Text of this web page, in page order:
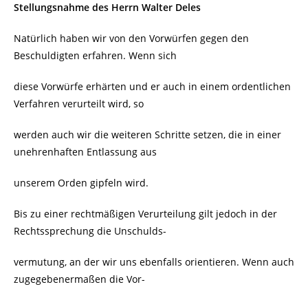
Stellungsnahme des Herrn Walter Deles
Natürlich haben wir von den Vorwürfen gegen den
Beschuldigten erfahren. Wenn sich
diese Vorwürfe erhärten und er auch in einem ordentlichen
Verfahren verurteilt wird, so
werden auch wir die weiteren Schritte setzen, die in einer
unehrenhaften Entlassung aus
unserem Orden gipfeln wird.
Bis zu einer rechtmäßigen Verurteilung gilt jedoch in der
Rechtssprechung die Unschulds-
vermutung, an der wir uns ebenfalls orientieren. Wenn auch
zugegebenermaßen die Vor-